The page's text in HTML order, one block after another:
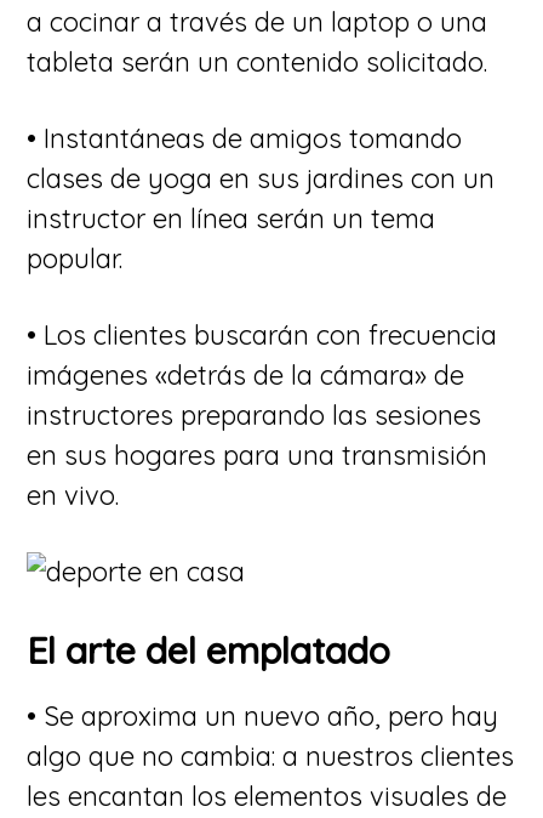
a cocinar a través de un laptop o una
tableta serán un contenido solicitado.
• Instantáneas de amigos tomando
clases de yoga en sus jardines con un
instructor en línea serán un tema
popular.
• Los clientes buscarán con frecuencia
imágenes «detrás de la cámara» de
instructores preparando las sesiones
en sus hogares para una transmisión
en vivo.
El arte del emplatado
• Se aproxima un nuevo año, pero hay
algo que no cambia: a nuestros clientes
les encantan los elementos visuales de